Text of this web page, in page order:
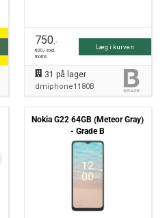
750,-
600,- excl.
moms
Læg i kurven
31 på lager
dmiphone1180B
Nokia G22 64GB (Meteor Gray)
- Grade B